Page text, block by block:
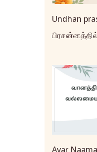
Undhan
Avar